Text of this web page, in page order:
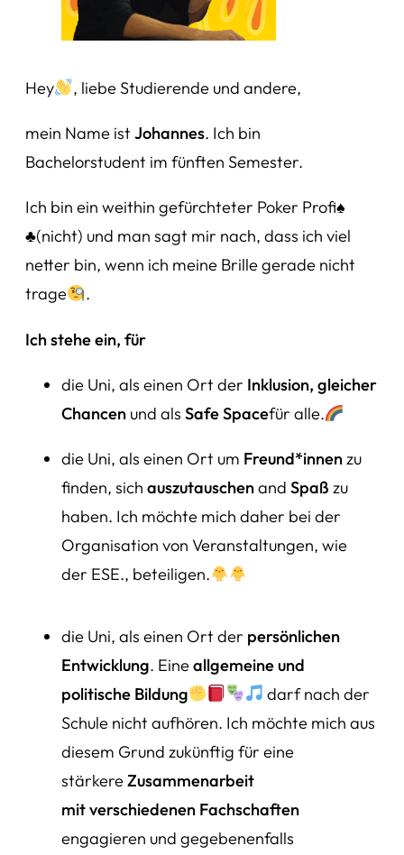
Hey , liebe Studierende und andere,
mein Name ist Johannes. Ich bin
Bachelorstudent im fünften Semester.
Ich bin ein weithin gefürchteter Poker Profi♠️
♣️(nicht) und man sagt mir nach, dass ich viel
netter bin, wenn ich meine Brille gerade nicht
trage
.
Ich stehe ein, für
die Uni, als einen Ort der Inklusion, gleicher
Chancen und als Safe Spacefür alle.
die Uni, als einen Ort um Freund*innenzu
finden, sich auszutauschenand Spaß zu
haben. Ich möchte mich daher bei der
Organisation von Veranstaltungen, wie
der ESE., beteiligen.
die Uni, als einen Ort der persönlichen
Entwicklung. Eineallgemeine und
politische Bildung
darf nach der
Schule nicht aufhören. Ich möchte mich aus
diesem Grund zukünftig für eine
stärkereZusammenarbeit
mit verschiedenen Fachschaften
engagieren und gegebenenfalls